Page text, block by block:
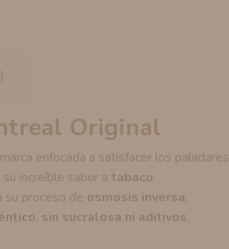
Original
enfocada a satisfacer los paladares
increíble sabor a tabaco
su proceso de osmosis inversa,
, sin sucralosa ni aditivos,